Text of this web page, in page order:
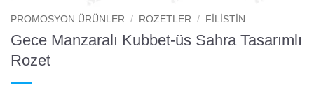
PROMOSYON ÜRÜNLER / ROZETLER / FILISTIN
Gece Manzaralı Kubbet-üs Sahra Tasarımlı
Rozet